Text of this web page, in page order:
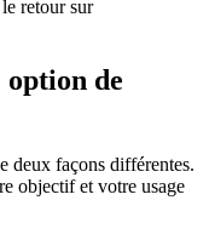
retour sur
de
deux façons différentes.
objectif et votre usage